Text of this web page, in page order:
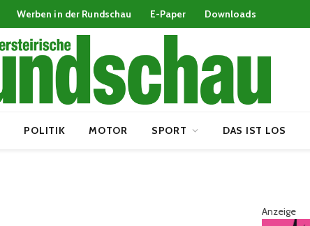
Werben in der Rundschau E-Paper Downloads
POLITIK MOTOR SPORT DAS IST LOS
Anzeige